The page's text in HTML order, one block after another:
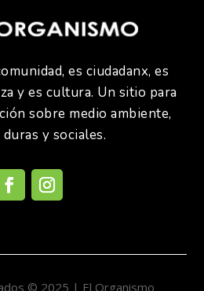
es ciudadanx, es
y es cultura. Un sitio para
sobre medio ambiente,
y sociales.
© 2025 | El Organismo